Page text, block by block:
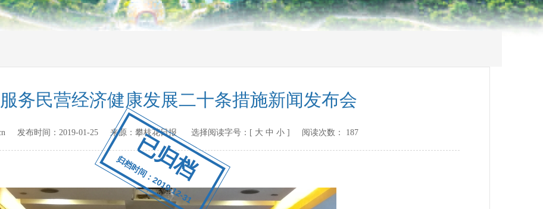
已归档
归档时间：2019-12-31
务民营经济健康发展二十条措施新闻发布会
发布时间： 2019-01-25 来源： 攀枝花日报 选择阅读字号：[ 大 中 小 ] 阅读次数： 187